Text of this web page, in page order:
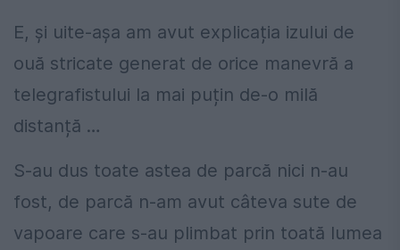
E, și uite-așa am avut explicația izului de
ouă stricate generat de orice manevră a
telegrafistului la mai puțin de-o milă
distanță …
S-au dus toate astea de parcă nici n-au
fost, de parcă n-am avut câteva sute de
vapoare care s-au plimbat prin toată lumea